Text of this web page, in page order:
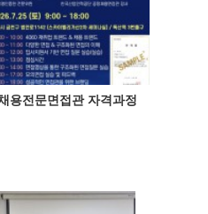
용전문면접관 자격과정